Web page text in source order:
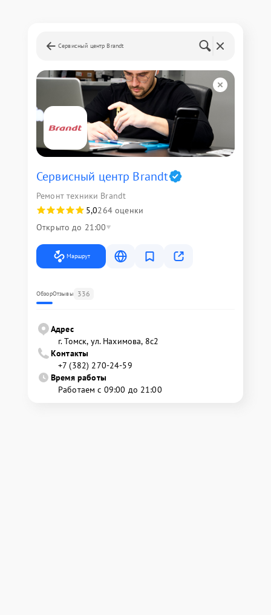
Сервисный центр Brandt
Сервисный центр Brandt
Ремонт техники Brandt
5,0264 оценки
Открыто до 21:00
Маршрут
ОбзорОтзывы 336
Адрес
г. Томск, ул. Нахимова, 8с2
Контакты
+7 (382) 270-24-59
Время работы
Работаем с 09:00 до 21:00